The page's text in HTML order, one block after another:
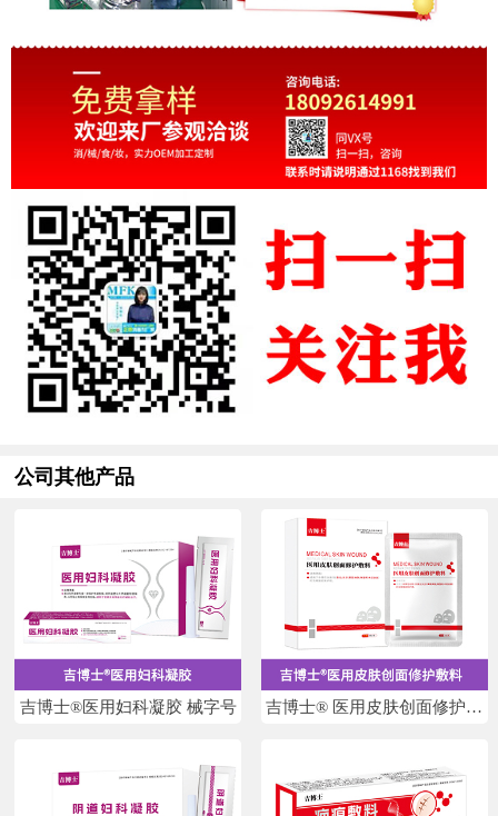
公司其他产品
吉博士®医用妇科凝胶 械字号
吉博士® 医用皮肤创面修护敷